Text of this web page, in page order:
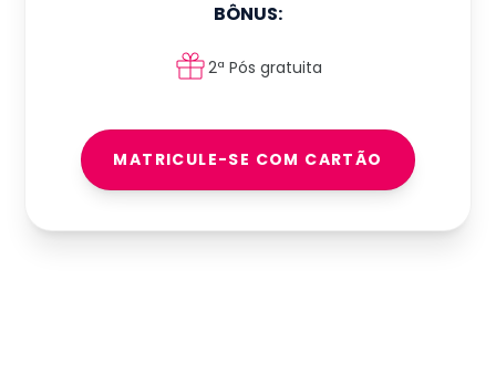
BÔNUS:
2ª Pós gratuita
MATRICULE-SE COM CARTÃO